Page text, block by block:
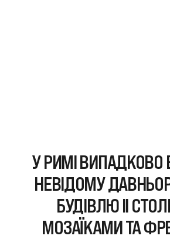
У РИМІ ВИПАДКОВО
НЕВІДОМУ
БУДІВЛЮ II
МОЗАЇКАМИ ТА